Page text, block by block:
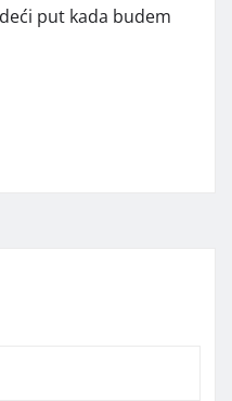
put kada budem